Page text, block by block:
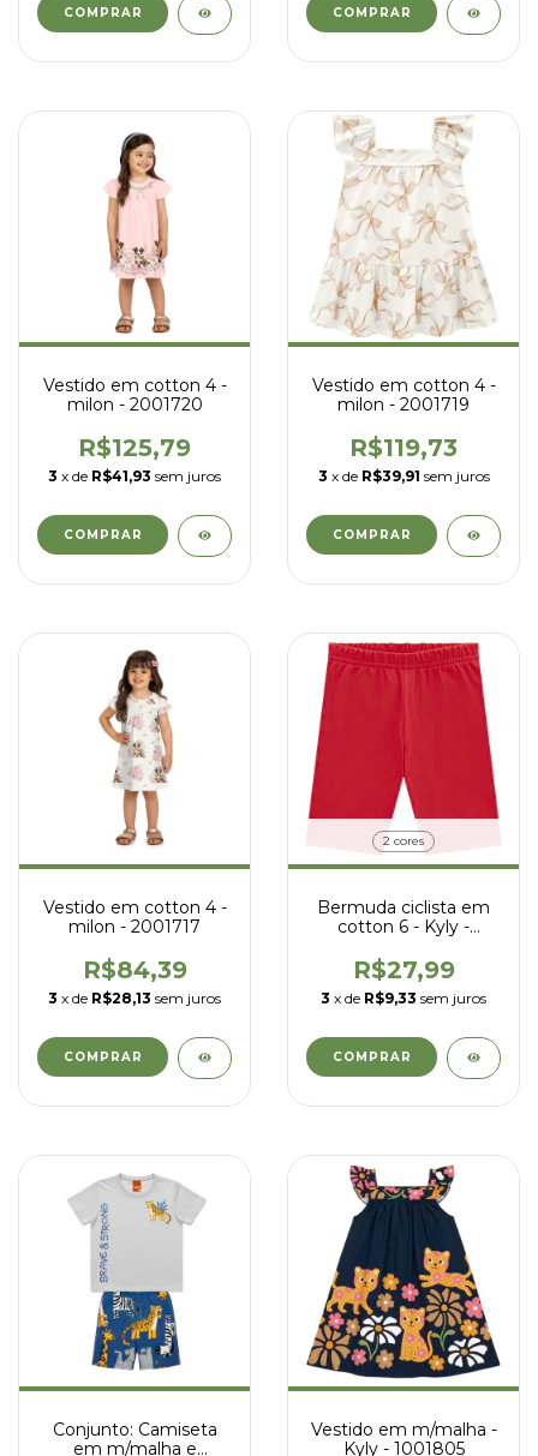
COMPRAR COMPRAR
Vestido em cotton 4 -
milon - 2001720
R$125,79
3 x de R$41,93 sem juros
COMPRAR
Vestido em cotton 4 -
milon - 2001719
R$119,73
3 x de R$39,91 sem juros
COMPRAR
Vestido em cotton 4 -
milon - 2001717
R$84,39
3 x de R$28,13 sem juros
COMPRAR
2 cores
Bermuda ciclista em
cotton 6 - Kyly -
R$27,99
3 x de R$9,33 sem juros
COMPRAR
Conjunto: Camiseta
em m/malha e
Vestido em m/malha -
Kyly - 1001805